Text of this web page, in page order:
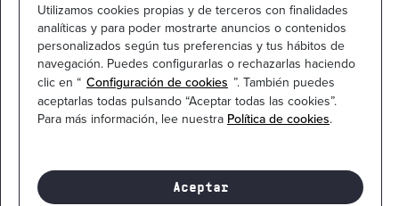
Utilizamos cookies propias y de terceros con finalidades
analíticas y para poder mostrarte anuncios o contenidos
personalizados según tus preferencias y tus hábitos de
navegación. Puedes configurarlas o rechazarlas haciendo
clic en “ Configuración de cookies ”. También puedes
aceptarlas todas pulsando “Aceptar todas las cookies”.
Para más información, lee nuestra Política de cookies.
Aceptar